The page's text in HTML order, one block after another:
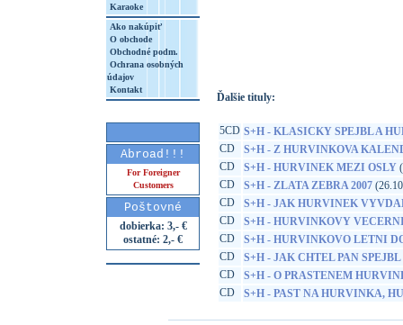
Karaoke
Ako nakúpiť
O obchode
Obchodné podm.
Ochrana osobných
údajov
Kontakt
Abroad!!!
For Foreigner
Customers
Poštovné
dobierka: 3,- €
ostatné: 2,- €
Ďalšie tituly:
5CD S+H - KLASICKY SPEJBL A
CD
S+H - Z HURVINKOVA
CD
S+H - HURVINEK MEZI OSLY
CD
S+H - ZLATA ZEBRA 2007
CD
S+H - JAK HURVINEK
CD
S+H - HURVINKOVY
CD
S+H - HURVINKOVO LETNI
CD
S+H - JAK CHTEL PAN
CD
S+H - O PRASTENEM
CD
S+H - PAST NA HURVINKA,